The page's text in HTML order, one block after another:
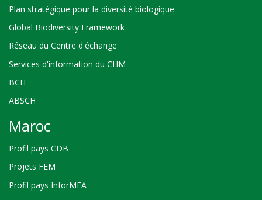
Plan stratégique pour la diversité biologique
Global Biodiversity Framework
Réseau du Centre d'échange
Services d'information du CHM
BCH
ABSCH
Maroc
Profil pays CDB
Projets FEM
Profil pays InforMEA